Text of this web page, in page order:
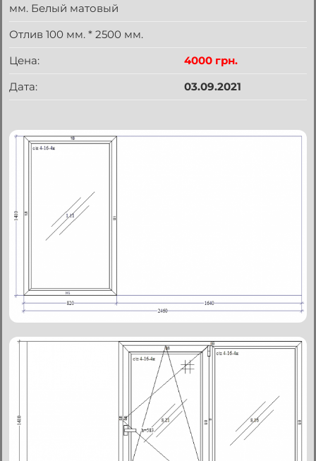
мм. Белый матовый
Отлив 100 мм. * 2500 мм.
Цена:
4000 грн.
Дата:
03.09.2021